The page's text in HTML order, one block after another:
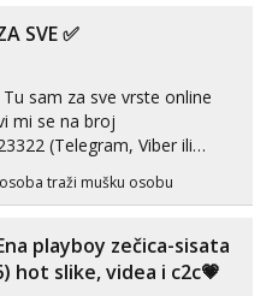
tipkanja uz slike i hot
SVE ✅
sam za sve vrste online
mi se na broj
(Telegram, Viber ili
uzivo.
traži mušku osobu
playboy zečica-sisata
hot slike, videa i c2c💗